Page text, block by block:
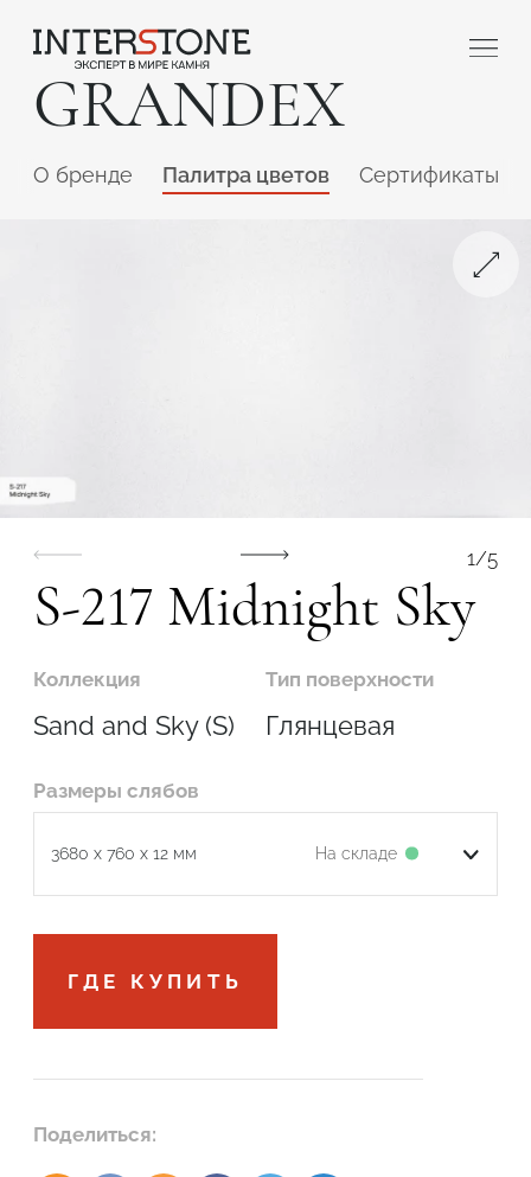
GRANDEX
O бренде Палитра цветов Сертификаты
1/5
S-217 Midnight Sky
Коллекция
Sand and Sky (S)
Тип поверхности
Глянцевая
Размеры слябов
3680 x 760 x 12 мм На складе
ГДЕ КУПИТЬ
Поделиться:
Подтвердите, что вы не робот
Подтвердите, что вы не робот